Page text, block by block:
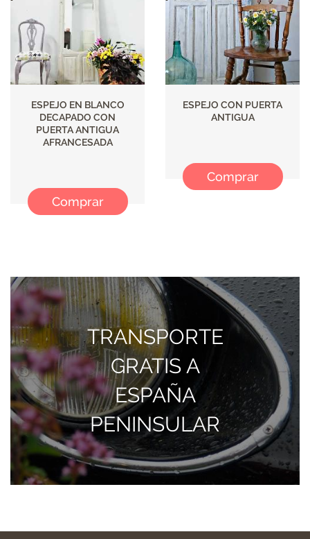
ESPEJO EN BLANCO
DECAPADO CON
PUERTA ANTIGUA
AFRANCESADA
Comprar
ESPEJO CON PUERTA
ANTIGUA
Comprar
TRANSPORTE
GRATIS A
ESPAÑA
PENINSULAR